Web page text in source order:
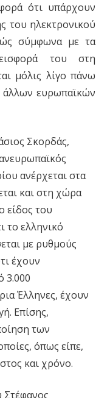
ότι υπάρχουν
του ηλεκτρονικού
σύμφωνα με τα
του στη
μόλις λίγο πάνω
ευρωπαϊκών
Σκορδάς,
ανέρχεται στα
και στη χώρα
είδος του
το ελληνικό
με ρυθμούς
έχουν
3.000
Έλληνες, έχουν
Επίσης,
των
όπως είπε,
και χρόνο.
Στέφανος